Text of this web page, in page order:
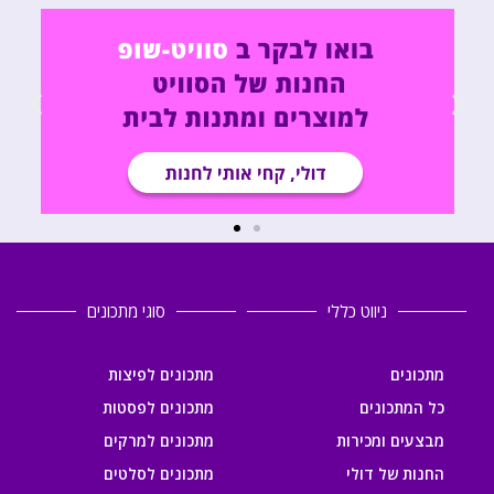
ניווט כללי
מתכונים
כל המתכונים
מבצעים ומכירות
החנות של דולי
סוגי מתכונים
מתכונים לפיצות
מתכונים לפסטות
מתכונים למרקים
מתכונים לסלטים